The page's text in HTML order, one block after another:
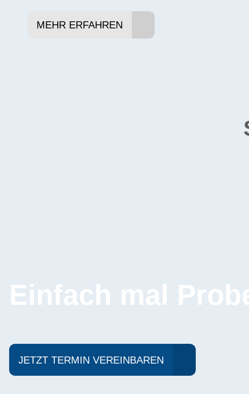
MEHR ERFAHREN
Einfach mal
JETZT TERMIN VEREINBAREN